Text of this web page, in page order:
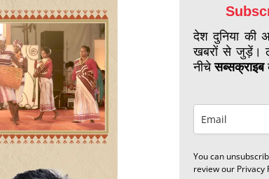
देश दुनिया की
खबरों से जुड़ें।
नीचेसब्सक्राइब
You can
review our Privacy